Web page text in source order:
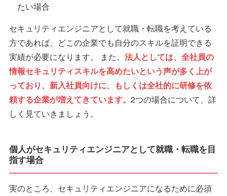
たい場合
セキュリティエンジニアとして就職・転職を考えている
方であれば、どこの企業でも自分のスキルを証明できる
実績が必要になります。 また、 法人としては、全社員の
情報セキュリティスキルを高めたいという声が多く上が
っており、新入社員向けに、もしくは全社的に研修を依
頼する企業が増えてきています。 2つの場合について、詳
しく見ていきましょう。
個人がセキュリティエンジニアとして就職・転職を目
指す場合
実のところ、セキュリティエンジニアになるために必須